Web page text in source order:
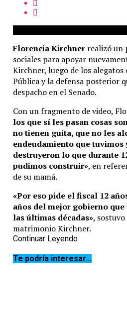
Florencia Kirchnerrealizó un
sociales para apoyar
Kirchner, luego de los alegatos
Pública y la defensa posterior
despacho en el Senado.
Con un fragmento de video,
los que sí les pasan cosas
no tienen guita, que no les
endeudamiento que tuvimos
destruyeron lo que durante
pudimos construir», en
de su mamá.
«Por eso pide el fiscal 12
años del mejor gobierno
las últimas décadas»,
matrimonio Kirchner.
Instagram, Florencia ya había
Continuar Leyendo
Te podría interesar...